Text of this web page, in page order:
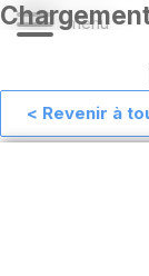
Aide
< Revenir à